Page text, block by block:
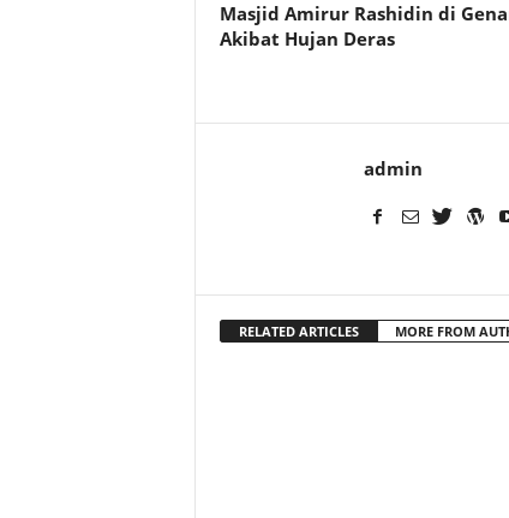
Masjid Amirur Rashidin di
Akibat Hujan Deras
admin
RELATED ARTICLES MORE FROM